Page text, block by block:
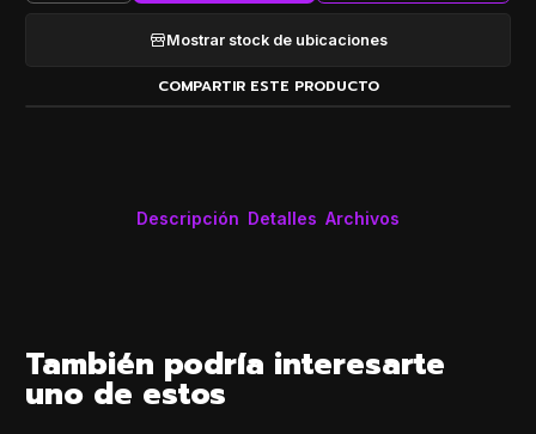
Mostrar stock de ubicaciones
COMPARTIR ESTE PRODUCTO
Descripción Detalles Archivos
También podría interesarte
uno de estos